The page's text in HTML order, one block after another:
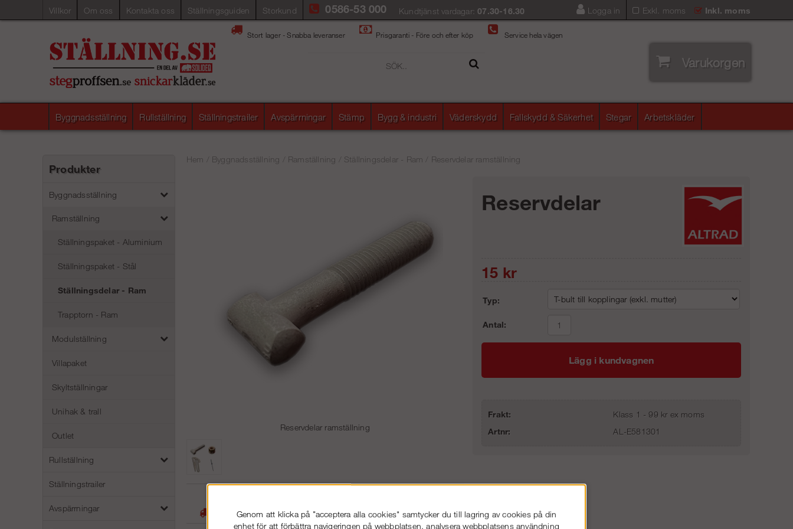
Villkor Om oss Kontakta oss Ställningsguiden Storkund Exkl. moms Inkl. moms
0586-53 000 Kundtjänst vardagar:07.30-16.30 Logga in
Stort lager - Snabba leveranser Prisgaranti - Före och efter köp Service hela vägen
Varukorgen
Byggnadsställning Rullställning Ställningstrailer Avspärrningar Stämp Bygg & industri Väderskydd Fallskydd & Säkerhet Stegar Arbetskläder
Produkter
Byggnadsställning
Ramställning
Ställningspaket - Aluminium
Ställningspaket - Stål
Ställningsdelar - Ram
Trapptorn - Ram
Modulställning
Villapaket
Skyltställningar
Unihak & trall
Outlet
Rullställning
Ställningstrailer
Avspärrningar
Hem Byggnadsställning Ramställning Ställningsdelar - Ram Reservdelar ramställning
Reservdelar ramställning
Stora lager - snabb leverans
Prisgaranti
Reservdelar
15 kr
Typ:
Antal:
Lägg i kundvagnen
Frakt:
Klass 1 - 99 kr ex moms
Artnr:
AL-E581301
Genom att klicka på "acceptera alla cookies" samtycker du till lagring av cookies på din
enhet för att förbättra navigeringen på webbplatsen, analysera webbplatsens användning